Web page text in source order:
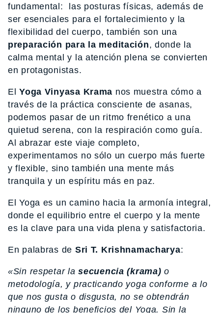
fundamental: las posturas físicas, además de
ser esenciales para el fortalecimiento y la
flexibilidad del cuerpo, también son una
preparación para la meditación, donde la
calma mental y la atención plena se convierten
en protagonistas.
ElYoga Vinyasa Krama nos muestra cómo a
través de la práctica consciente de asanas,
podemos pasar de un ritmo frenético a una
quietud serena, con la respiración como guía.
Al abrazar este viaje completo,
experimentamos no sólo un cuerpo más fuerte
y flexible, sino también una mente más
tranquila y un espíritu más en paz.
El Yoga es un camino hacia la armonía integral,
donde el equilibrio entre el cuerpo y la mente
es la clave para una vida plena y satisfactoria.
En palabras de Sri T. Krishnamacharya:
«Sin respetar lasecuencia (krama) o
metodología, y practicando yoga conforme a lo
que nos gusta o disgusta, no se obtendrán
ninguno de los beneficios del Yoga. Sin la